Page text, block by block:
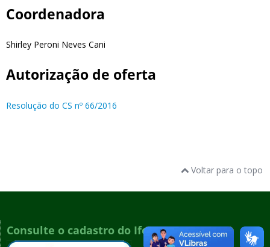
Coordenadora
Shirley Peroni Neves Cani
Autorização de oferta
Resolução do CS nº 66/2016
Voltar para o topo
Consulte o cadastro do Ifes no e-MEC